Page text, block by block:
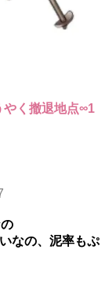
やく撤退地点∞1
なの、泥率もぷ